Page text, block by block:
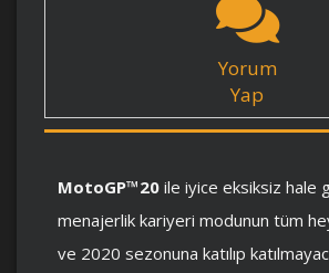
Yorum
Yap
MotoGP™20 ile iyice eksiksiz hale
menajerlik kariyeri modunun tüm
ve 2020 sezonuna katılıp